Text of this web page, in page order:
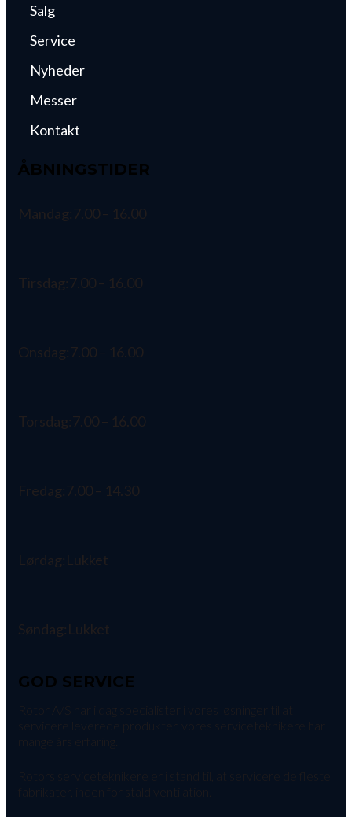
Salg
Service
Nyheder
Messer
Kontakt
ÅBNINGSTIDER
Mandag:7.00 – 16.00
Tirsdag:7.00 – 16.00
Onsdag:7.00 – 16.00
Torsdag:7.00 – 16.00
Fredag:7.00 – 14.30
Lørdag:Lukket
Søndag:Lukket
GOD SERVICE
Rotor A/S har i dag specialister i vores løsninger til at
mange års erfaring.